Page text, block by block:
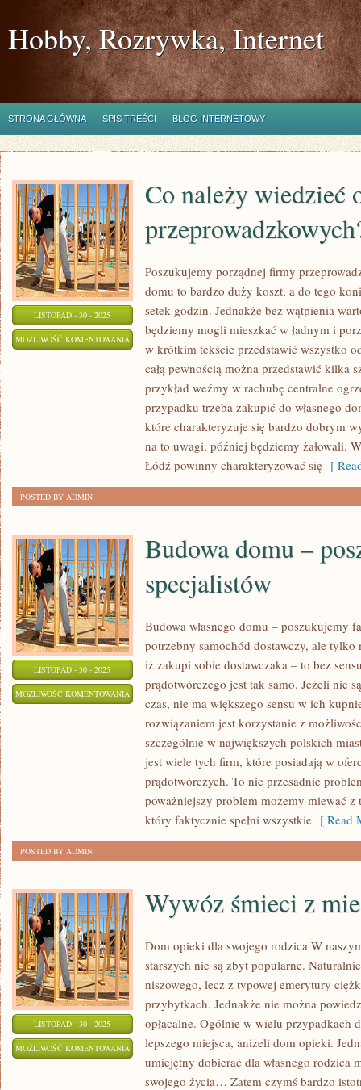
Hobby, Rozrywka, Internet
STRONA GŁÓWNA SPIS TREŚCI BLOG INTERNETOWY
LISTOPAD - 30 - 2025
MOŻLIWOŚĆ KOMENTOWANIA
WIEDZIEĆ
ODNOŚNIE
Co należy wiedzieć
Poszukujemy porządnej firmy
domu to bardzo duży koszt, a do tego
setek godzin. Jednakże bez wątpienia
będziemy mogli mieszkać w ładnym i
w krótkim tekście przedstawić wszystko
całą pewnością można przedstawić kilka
przykład weźmy w rachubę centralne
przypadku trzeba zakupić do własnego
które charakteryzuje się bardzo dobrym
na to uwagi, później będziemy żałowali.
Łódź powinny charakteryzować się [
POSTED BY ADMIN
LISTOPAD - 30 - 2025
MOŻLIWOŚĆ KOMENTOWANIA BUDOWA
Budowa domu –
specjalistów
Budowa własnego domu – poszukujemy
potrzebny samochód dostawczy, ale
iż zakupi sobie dostawczaka – to bez
prądotwórczego jest tak samo. Jeżeli nie
czas, nie ma większego sensu w ich
rozwiązaniem jest korzystanie z
szczególnie w największych polskich
jest wiele tych firm, które posiadają w
prądotwórczych. To nic przesadnie
poważniejszy problem możemy miewać
który faktycznie spełni wszystkie [ Read
POSTED BY ADMIN
LISTOPAD - 30 - 2025
MOŻLIWOŚĆ KOMENTOWANIA WYWÓZ
ŚMIECI
Wywóz śmieci z
Dom opieki dla swojego rodzica W
starszych nie są zbyt popularne.
niszowego, lecz z typowej emerytury
przybytkach. Jednakże nie można
opłacalne. Ogólnie w wielu przypadkach
lepszego miejsca, aniżeli dom opieki.
umiejętny dobierać dla własnego rodzica
swojego życia… Zatem czymś bardzo